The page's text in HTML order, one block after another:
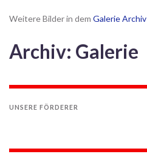
Weitere Bilder in dem Galerie Archiv
Archiv: Galerie
UNSERE FÖRDERER